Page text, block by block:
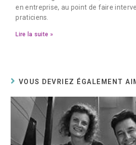
en entreprise, au point de faire
praticiens.
Lire la suite »
VOUS DEVRIEZ ÉGALEMENT